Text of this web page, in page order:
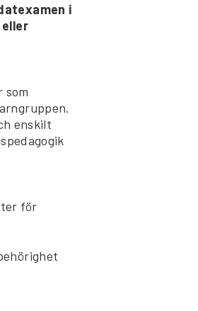
i
eller
som
enskilt
för